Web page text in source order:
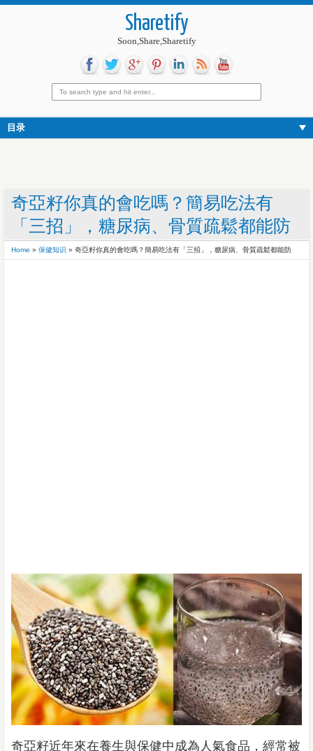
Sharetify
Soon,Share,Sharetify
目录
奇亞籽你真的會吃嗎？簡易吃法有
「三招」，糖尿病、骨質疏鬆都能防
Home » 保健知识 » 奇亞籽你真的會吃嗎？簡易吃法有「三招」，糖尿病、骨質疏鬆都能防
奇亞籽近年來在養生與保健中成為人氣食品，經常被